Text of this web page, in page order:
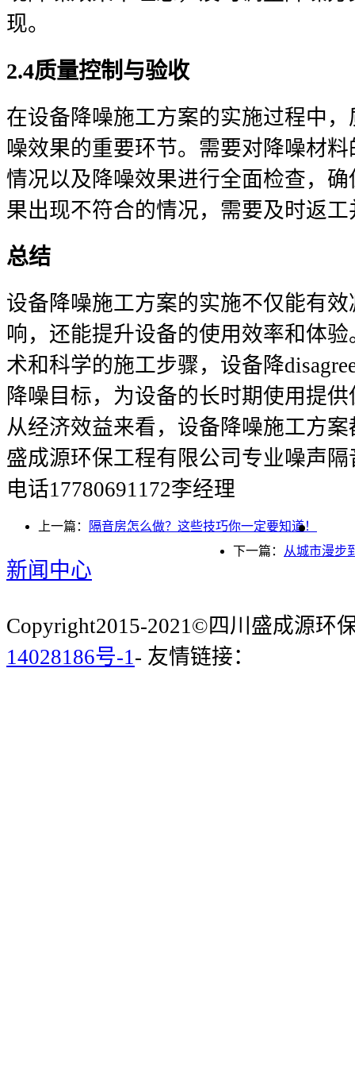
现。
2.4质量控制与验收
在设备降噪施工方案的实施过程中
噪效果的重要环节。需要对降噪材
情况以及降噪效果进行全面检查，
果出现不符合的情况，需要及时返
总结
设备降噪施工方案的实施不仅能有
响，还能提升设备的使用效率和体
术和科学的施工步骤，设备降
降噪目标，为设备的长时期使用提
从经济效益来看，设备降噪施工方
盛成源环保工程有限公司专业噪声
电话17780691172李经理
上一篇：
隔音房怎么做？这些技巧你一定要知道！
下一篇：
从城市漫步
新闻中心
Copyright2015-2021©四川盛成源环
14028186号-1 - 友情链接：